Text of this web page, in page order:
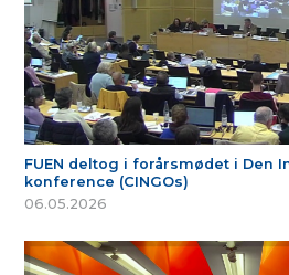
FUEN deltog i forårsmødet i Den
konference (CINGOs)
06.05.2026